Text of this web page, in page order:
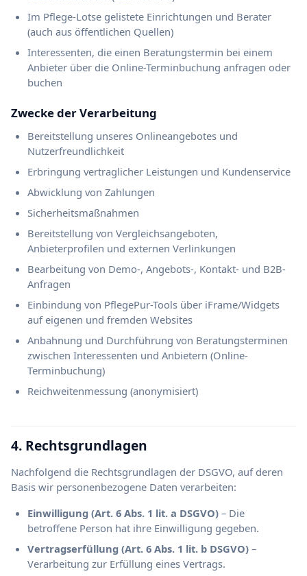
Im Pflege-Lotse gelistete Einrichtungen und Berater
(auch aus öffentlichen Quellen)
Interessenten, die einen Beratungstermin bei einem
Anbieter über die Online-Terminbuchung anfragen oder
buchen
Zwecke der Verarbeitung
Bereitstellung unseres Onlineangebotes und
Nutzerfreundlichkeit
Erbringung vertraglicher Leistungen und Kundenservice
Abwicklung von Zahlungen
Sicherheitsmaßnahmen
Bereitstellung von Vergleichsangeboten,
Anbieterprofilen und externen Verlinkungen
Bearbeitung von Demo-, Angebots-, Kontakt- und B2B-
Anfragen
Einbindung von PflegePur-Tools über iFrame/Widgets
auf eigenen und fremden Websites
Anbahnung und Durchführung von Beratungsterminen
zwischen Interessenten und Anbietern (Online-
Terminbuchung)
Reichweitenmessung (anonymisiert)
4. Rechtsgrundlagen
Nachfolgend die Rechtsgrundlagen der DSGVO, auf deren
Basis wir personenbezogene Daten verarbeiten:
Einwilligung (Art. 6 Abs. 1 lit. a DSGVO) – Die
betroffene Person hat ihre Einwilligung gegeben.
Vertragserfüllung (Art. 6 Abs. 1 lit. b DSGVO) –
Verarbeitung zur Erfüllung eines Vertrags.